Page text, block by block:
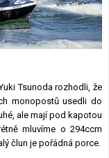
Okruhy F1
Tsunoda rozhodli, že
monopostů usedli do
ale mají pod kapotou
mluvíme o 294ccm
člun je pořádná porce.